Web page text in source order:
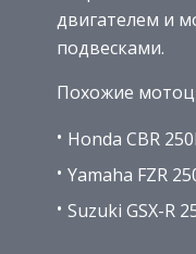
двигателем и
подвесками.
Похожие
Honda CBR
Yamaha FZR
Suzuki GSX-R